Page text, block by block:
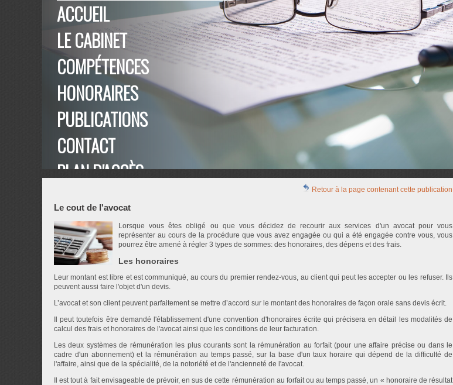
ACCUEIL
LE CABINET
COMPÉTENCES
HONORAIRES
PUBLICATIONS
CONTACT
PLAN D'ACCÈS
Retour à la page contenant cette publication
Le cout de l'avocat
Lorsque vous êtes obligé ou que vous décidez de recourir aux services d'un avocat pour vous
représenter au cours de la procédure que vous avez engagée ou qui a été engagée contre vous, vous
pourrez être amené à régler 3 types de sommes: des honoraires, des dépens et des frais.
Les honoraires
Leur montant est libre et est communiqué, au cours du premier rendez-vous, au client qui peut les accepter ou les refuser. Ils
peuvent aussi faire l'objet d'un devis.
L’avocat et son client peuvent parfaitement se mettre d’accord sur le montant des honoraires de façon orale sans devis écrit.
Il peut toutefois être demandé l'établissement d'une convention d'honoraires écrite qui précisera en détail les modalités de
calcul des frais et honoraires de l'avocat ainsi que les conditions de leur facturation.
Les deux systèmes de rémunération les plus courants sont la rémunération au forfait (pour une affaire précise ou dans le
cadre d'un abonnement) et la rémunération au temps passé, sur la base d'un taux horaire qui dépend de la difficulté de
l'affaire, ainsi que de la spécialité, de la notoriété et de l'ancienneté de l'avocat.
Il est tout à fait envisageable de prévoir, en sus de cette rémunération au forfait ou au temps passé, un « honoraire de résultat